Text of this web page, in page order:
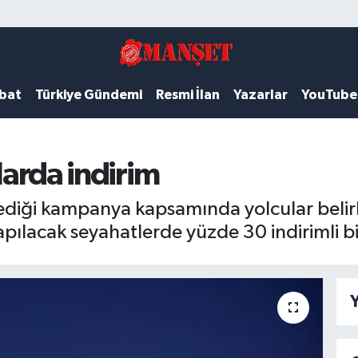
Türkiye Gündemi Resmi İlan Yazarlar YouTube
indirim
kampanya kapsamında yolcular
seyahatlerde yüzde 30 indirimli